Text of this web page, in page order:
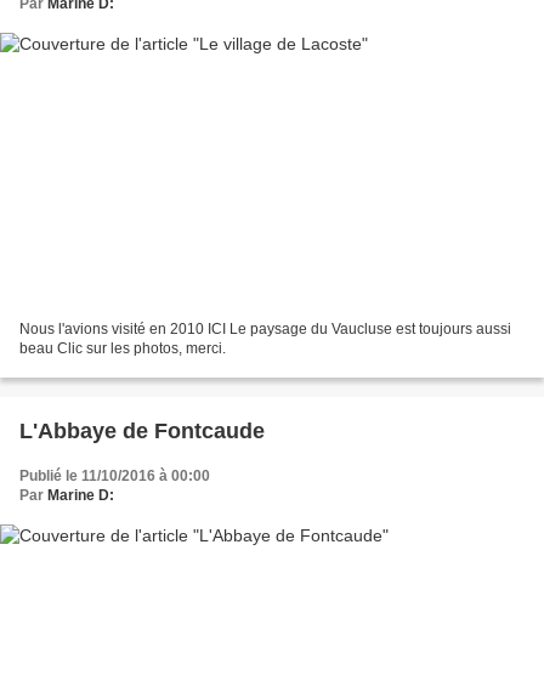
Par Marine D:
Nous l'avions visité en 2010 ICI Le paysage du Vaucluse est toujours aussi
beau Clic sur les photos, merci.
L'Abbaye de Fontcaude
Publié le 11/10/2016 à 00:00
Par Marine D: